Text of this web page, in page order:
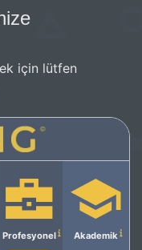
için lütfen
Profesyonel Akademik